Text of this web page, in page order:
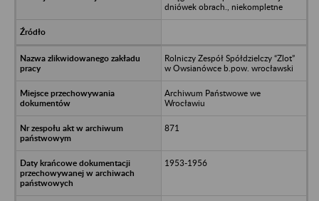
dniówek obrach., niekompletne
Rolniczy Zespół Spółdzielczy “Zlot”
w Owsianówce b.pow. wrocławski
Archiwum Państwowe we
Wrocławiu
871
1953-1956